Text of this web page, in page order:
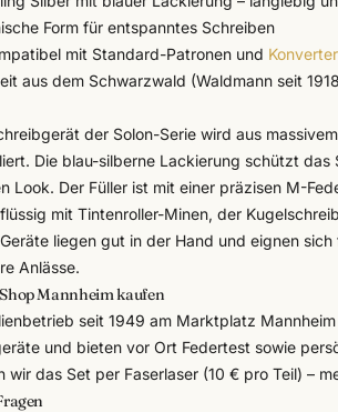
Form für entspanntes Schreiben
mit Standard-Patronen und Konverter
aus dem Schwarzwald (Waldmann seit
der Solon-Serie wird aus
Die blau-silberne Lackierung schützt das
Look. Der Füller ist mit einer präzisen M-
mit Tintenroller-Minen, der
liegen gut in der Hand und eignen
Anlässe.
Mannheim kaufen
seit 1949 am Marktplatz
und bieten vor Ort Federtest sowie
wir das Set per Faserlaser (10 € pro Teil) –